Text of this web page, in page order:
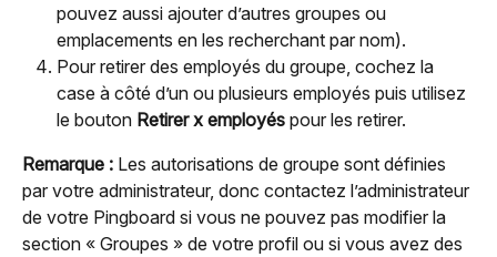
pouvez aussi ajouter d’autres groupes ou
emplacements en les recherchant par nom).
Pour retirer des employés du groupe, cochez la
case à côté d’un ou plusieurs employés puis utilisez
le bouton Retirer x employés pour les retirer.
Remarque : Les autorisations de groupe sont définies
par votre administrateur, donc contactez l’administrateur
de votre Pingboard si vous ne pouvez pas modifier la
section « Groupes » de votre profil ou si vous avez des